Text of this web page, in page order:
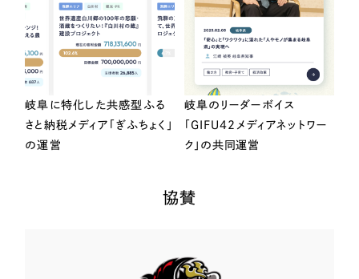
岐阜に特化した共感型ふる
さと納税メディア「ぎふちょく」
の運営
岐阜のリーダーボイス
「GIFU42メディアネットワー
ク」の共同運営
協賛